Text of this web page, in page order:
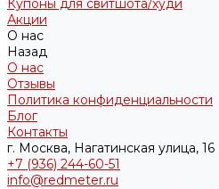
Купоны для свитшота/худи
Акции
О нас
Назад
О нас
Отзывы
Политика конфиденциальности
Блог
Контакты
г. Москва, Нагатинская улица, 16
+7 (936) 244-60-51
info@redmeter.ru